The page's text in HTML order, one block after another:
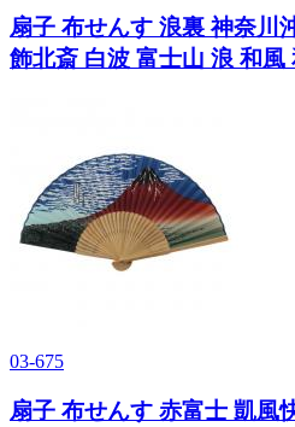
扇子 布せんす 浪裏 神奈川
飾北斎 白波 富士山 浪 和風
03-675
扇子 布せんす 赤富士 凱風